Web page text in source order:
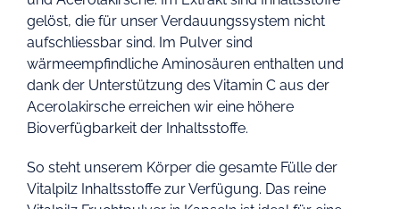
gelöst, die für unser Verdauungssystem nicht
aufschliessbar sind. Im Pulver sind
wärmeempfindliche Aminosäuren enthalten und
dank der Unterstützung des Vitamin C aus der
Acerolakirsche erreichen wir eine höhere
Bioverfügbarkeit der Inhaltsstoffe.
So steht unserem Körper die gesamte Fülle der
Vitalpilz Inhaltsstoffe zur Verfügung. Das reine